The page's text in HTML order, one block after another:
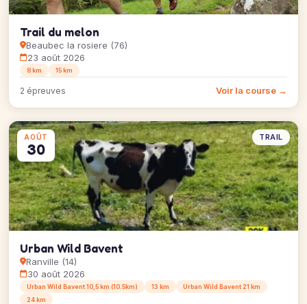
Trail du melon
Beaubec la rosiere (76)
23 août 2026
8 km 15 km
2 épreuves Voir la course →
AOÛT
30
TRAIL
Urban Wild Bavent
Ranville (14)
30 août 2026
Urban Wild Bavent 10,5 km (10.5km) 13 km
Urban Wild Bavent 21 km
24 km